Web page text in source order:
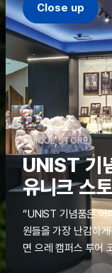
Close up
UNIQUE STORE
UNIST 기
유니크 스
“UNIST 기념품은 어
원들을 가장 난감하
면 으레 캠퍼스 투어
것’이 없었다. 학교